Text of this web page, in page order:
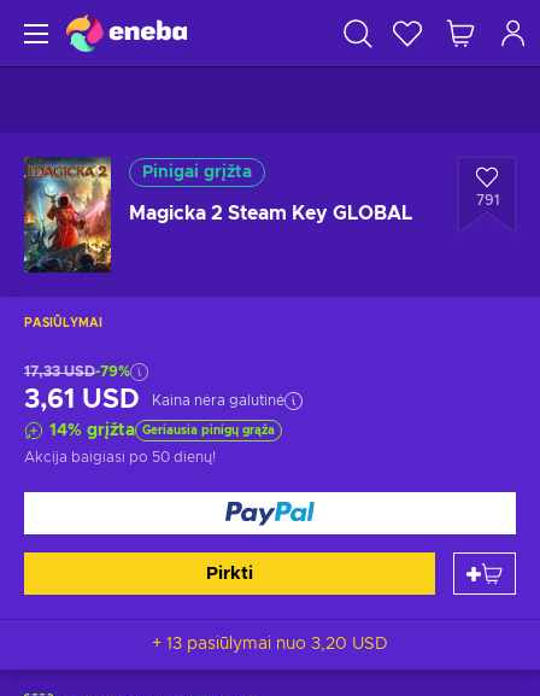
Pinigai grįžta
Magicka 2 Steam Key GLOBAL
791
PASIŪLYMAI
17,33 USD-79%
3,61 USD Kaina nėra galutinė
14% grįžta Geriausia pinigų grąža
Akcija baigiasi po 50 dienų!
Pirkti
+ 13 pasiūlymai nuo 3,20 USD